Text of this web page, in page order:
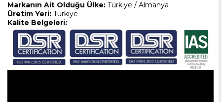
Markanın Ait Olduğu Ülke: Türkiye / Almanya
Üretim Yeri: Türkiye
Kalite Belgeleri: